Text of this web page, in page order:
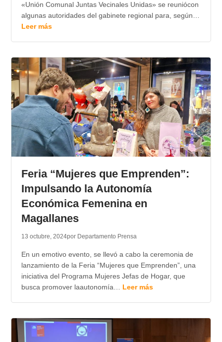
«Unión Comunal Juntas Vecinales Unidas» se reuniócon
algunas autoridades del gabinete regional para, según…
Leer más
Feria “Mujeres que Emprenden”:
Impulsando la Autonomía
Económica Femenina en
Magallanes
13 octubre, 2024por Departamento Prensa
En un emotivo evento, se llevó a cabo la ceremonia de
lanzamiento de la Feria “Mujeres que Emprenden”, una
iniciativa del Programa Mujeres Jefas de Hogar, que
busca promover laautonomía… Leer más